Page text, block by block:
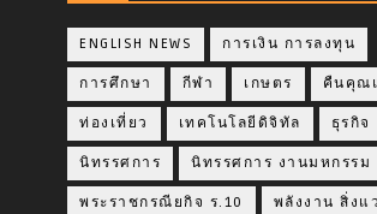
ENGLISH NEWS การเงิน การลงทุน
การศึกษา กีฬา เกษตร คืนคุณ
ท่องเที่ยว เทคโนโลยีดิจิทัล ธุรกิจ
นิทรรศการ นิทรรศการ งานมหกรรม
พระราชกรณียกิจ ร.10 พลังงาน สิ่งแ